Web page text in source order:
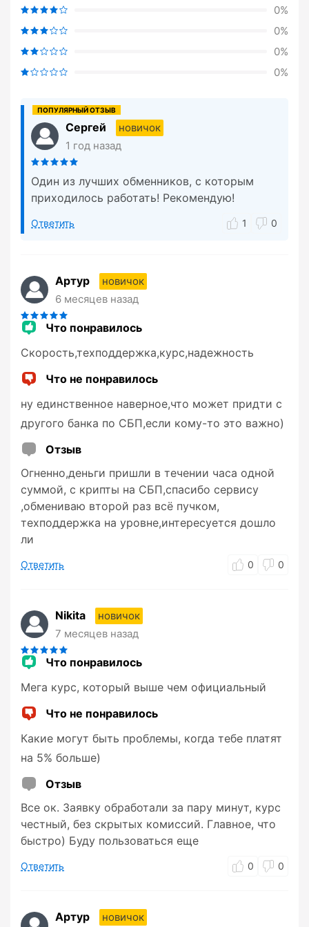
0%
0%
0%
0%
Сергей
новичок
1 год назад
Один из лучших обменников, с которым
приходилось работать! Рекомендую!
Ответить 1 0
Артур
новичок
6 месяцев назад
Что понравилось
Скорость,техподдержка,курс,надежность
Что не понравилось
ну единственное наверное,что может придти с
другого банка по СБП,если кому-то это важно)
Отзыв
Огненно,деньги пришли в течении часа одной
суммой, с крипты на СБП,спасибо сервису
,обмениваю второй раз всё пучком,
техподдержка на уровне,интересуется дошло
ли
Ответить 0 0
Nikita
новичок
7 месяцев назад
Что понравилось
Мега курс, который выше чем официальный
Что не понравилось
Какие могут быть проблемы, когда тебе платят
на 5% больше)
Отзыв
Все ок. Заявку обработали за пару минут, курс
честный, без скрытых комиссий. Главное, что
быстро) Буду пользоваться еще
Ответить 0 0
Артур
новичок